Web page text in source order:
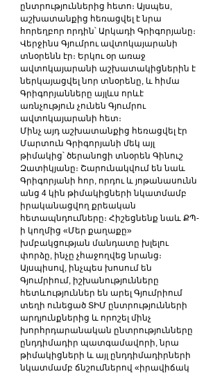
ընտրություններից հետո։ Այսպես,
աշխատանքից հեռացվել է նրա
հորեղբոր որդին՝ Արկադի Գրիգորյանը։
Վերջինս Գյումրու ավտոկայարանի
տնօրենն էր։ Երկու օր առաջ
ավտոկայարանի աշխատակիցներին է
ներկայացվել նոր տնօրենը, և հիմա
Գրիգորյանները այլևս որևէ
առնչություն չունեն Գյումրու
ավտոկայարանի հետ։
Մինչ այդ աշխատանքից հեռացվել էր
Մարտուն Գրիգորյանի մեկ այլ
թիմակից՝ ծերանոցի տնօրեն Գինուշ
Զատիկյանը։ Շարունակվում են նաև
Գրիգորյանի հոր, որդու և յոթանասունն
անց 4 կին թիմակիցների նկատմամբ
իրականացվող քրեական
հետապնդումները։ Հիշեցնենք նաև ՔՊ-
ի կողմից «Մեր քաղաքը»
խմբակցության մանդատը խլելու
փորձը, ինչը չհաջողվեց նրանց։
Այսպիսով, ինչպես խոսում են
Գյումրիում, իշխանությունները
հետևություններ են արել Գյումրիում
տեղի ունեցած ՏԻՄ ընտրությունների
արդյունքներից և որոշել մինչ
խորհրդարանական ընտրությունները
ընդդիմադիր պատգամավորի, նրա
թիմակիցների և այլ ընդդիմադիրների
նկատմամբ ճնշումներով «իրավիճակ